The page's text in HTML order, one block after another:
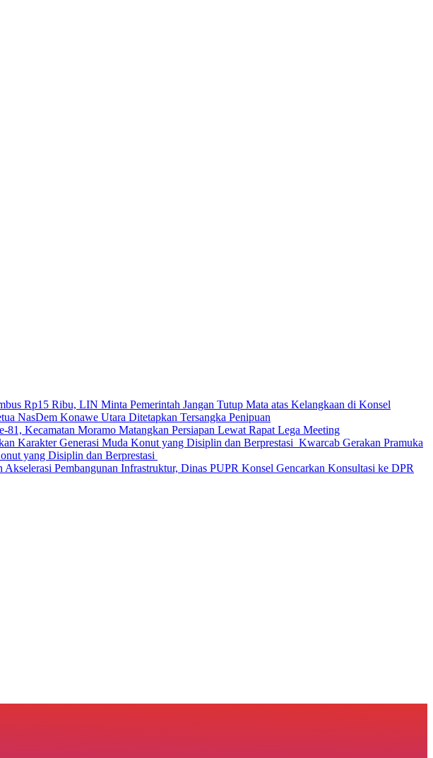
Rp15 Ribu, LIN Minta Pemerintah Jangan Tutup Mata atas Kelangkaan di Konsel
NasDem Konawe Utara Ditetapkan Tersangka Penipuan
81, Kecamatan Moramo Matangkan Persiapan Lewat Rapat Lega Meeting
‎Kwarcab Gerakan Pramuka
yang Disiplin dan Berprestasi
Akselerasi Pembangunan Infrastruktur, Dinas PUPR Konsel Gencarkan Konsultasi ke DPR